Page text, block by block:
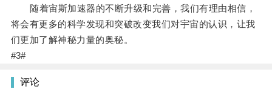
随着宙斯加速器的不断升级和完善，我们有理由相信，
将会有更多的科学发现和突破改变我们对宇宙的认识，让我
们更加了解神秘力量的奥秘。
#3#
评论